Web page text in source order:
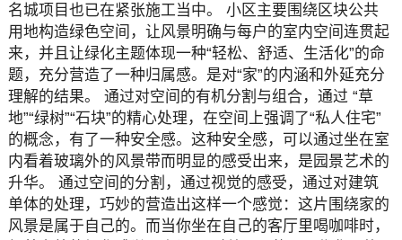
名城项目也已在紧张施工当中。 小区主要围绕区块公共
用地构造绿色空间，让风景明确与每户的室内空间连贯起
来，并且让绿化主题体现一种“轻松、舒适、生活化”的命
题，充分营造了一种归属感。是对“家”的内涵和外延充分
理解的结果。 通过对空间的有机分割与组合，通过 “草
地”“绿树”“石块”的精心处理，在空间上强调了“私人住宅”
的概念，有了一种安全感。这种安全感，可以通过坐在室
内看着玻璃外的风景带而明显的感受出来，是园景艺术的
升华。 通过空间的分割，通过视觉的感受，通过对建筑
单体的处理，巧妙的营造出这样一个感觉：这片围绕家的
风景是属于自己的。而当你坐在自己的客厅里喝咖啡时，